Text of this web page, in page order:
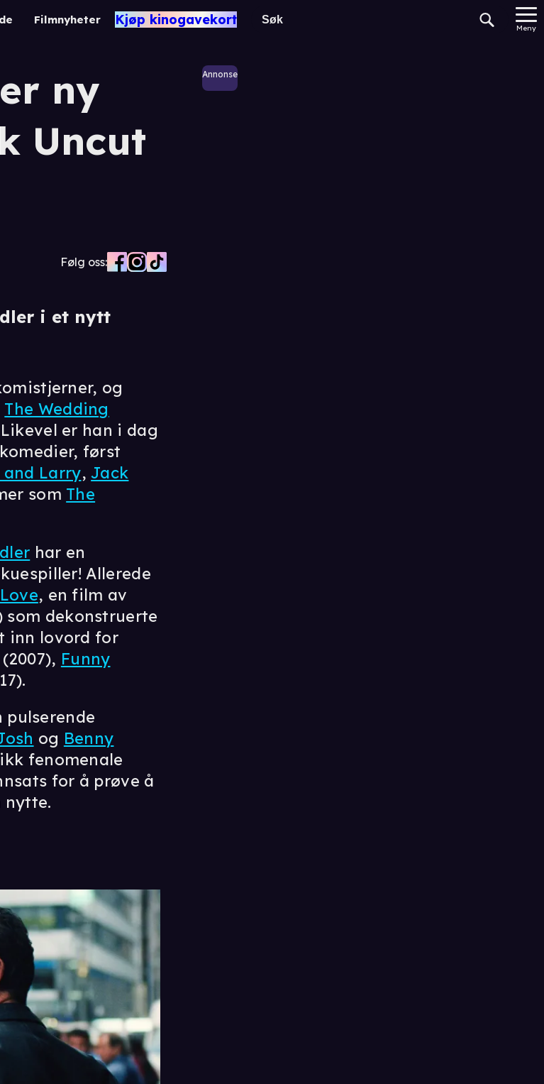
Filmnyheter Kjøp kinogavekort
Meny
ny
Uncut
Følg oss:
i et nytt
Annonse
og
The Wedding
er han i dag
først
and Larry,Jack
som The
har en
Allerede
, en film av
som dekonstruerte
inn lovord for
(2007), Funny
og Benny
fenomenale
for å prøve å
nytte.